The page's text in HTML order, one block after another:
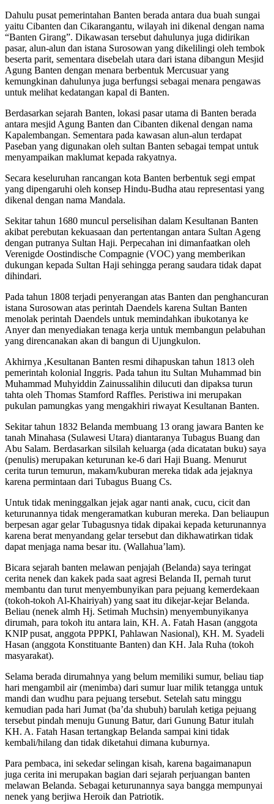
Dahulu pusat pemerintahan Banten berada antara dua buah sungai
yaitu Cibanten dan Cikarangantu, wilayah ini dikenal dengan nama
“Banten Girang”. Dikawasan tersebut dahulunya juga didirikan
pasar, alun-alun dan istana Surosowan yang dikelilingi oleh tembok
beserta parit, sementara disebelah utara dari istana dibangun Mesjid
Agung Banten dengan menara berbentuk Mercusuar yang
kemungkinan dahulunya juga berfungsi sebagai menara pengawas
untuk melihat kedatangan kapal di Banten.
Berdasarkan sejarah Banten, lokasi pasar utama di Banten berada
antara mesjid Agung Banten dan Cibanten dikenal dengan nama
Kapalembangan. Sementara pada kawasan alun-alun terdapat
Paseban yang digunakan oleh sultan Banten sebagai tempat untuk
menyampaikan maklumat kepada rakyatnya.
Secara keseluruhan rancangan kota Banten berbentuk segi empat
yang dipengaruhi oleh konsep Hindu-Budha atau representasi yang
dikenal dengan nama Mandala.
Sekitar tahun 1680 muncul perselisihan dalam Kesultanan Banten
akibat perebutan kekuasaan dan pertentangan antara Sultan Ageng
dengan putranya Sultan Haji. Perpecahan ini dimanfaatkan oleh
Verenigde Oostindische Compagnie (VOC) yang memberikan
dukungan kepada Sultan Haji sehingga perang saudara tidak dapat
dihindari.
Pada tahun 1808 terjadi penyerangan atas Banten dan penghancuran
istana Surosowan atas perintah Daendels karena Sultan Banten
menolak perintah Daendels untuk memindahkan ibukotanya ke
Anyer dan menyediakan tenaga kerja untuk membangun pelabuhan
yang direncanakan akan di bangun di Ujungkulon.
Akhirnya ,Kesultanan Banten resmi dihapuskan tahun 1813 oleh
pemerintah kolonial Inggris. Pada tahun itu Sultan Muhammad bin
Muhammad Muhyiddin Zainussalihin dilucuti dan dipaksa turun
tahta oleh Thomas Stamford Raffles. Peristiwa ini merupakan
pukulan pamungkas yang mengakhiri riwayat Kesultanan Banten.
Sekitar tahun 1832 Belanda membuang 13 orang jawara Banten ke
tanah Minahasa (Sulawesi Utara) diantaranya Tubagus Buang dan
Abu Salam. Berdasarkan silsilah keluarga (ada dicatatan buku) saya
(penulis) merupakan keturunan ke-6 dari Haji Buang. Menurut
cerita turun temurun, makam/kuburan mereka tidak ada jejaknya
karena permintaan dari Tubagus Buang Cs.
Untuk tidak meninggalkan jejak agar nanti anak, cucu, cicit dan
keturunannya tidak mengeramatkan kuburan mereka. Dan beliaupun
berpesan agar gelar Tubagusnya tidak dipakai kepada keturunannya
karena berat menyandang gelar tersebut dan dikhawatirkan tidak
dapat menjaga nama besar itu. (Wallahua’lam).
Bicara sejarah banten melawan penjajah (Belanda) saya teringat
cerita nenek dan kakek pada saat agresi Belanda II, pernah turut
membantu dan turut menyembunyikan para pejuang kemerdekaan
(tokoh-tokoh Al-Khairiyah) yang saat itu dikejar-kejar Belanda.
Beliau (nenek almh Hj. Setimah Muchsin) menyembunyikanya
dirumah, para tokoh itu antara lain, KH. A. Fatah Hasan (anggota
KNIP pusat, anggota PPPKI, Pahlawan Nasional), KH. M. Syadeli
Hasan (anggota Konstituante Banten) dan KH. Jala Ruha (tokoh
masyarakat).
Selama berada dirumahnya yang belum memiliki sumur, beliau tiap
hari mengambil air (menimba) dari sumur luar milik tetangga untuk
mandi dan wudhu para pejuang tersebut. Setelah satu minggu
kemudian pada hari Jumat (ba’da shubuh) barulah ketiga pejuang
tersebut pindah menuju Gunung Batur, dari Gunung Batur itulah
KH. A. Fatah Hasan tertangkap Belanda sampai kini tidak
kembali/hilang dan tidak diketahui dimana kuburnya.
Para pembaca, ini sekedar selingan kisah, karena bagaimanapun
juga cerita ini merupakan bagian dari sejarah perjuangan banten
melawan Belanda. Sebagai keturunannya saya bangga mempunyai
nenek yang berjiwa Heroik dan Patriotik.